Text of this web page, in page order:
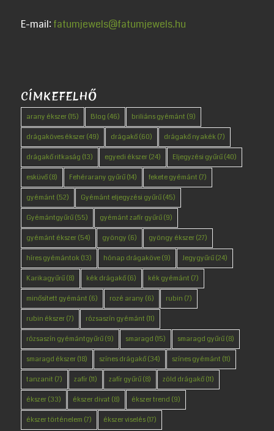
E-mail: fatumjewels@fatumjewels.hu
CÍMKEFELHŐ
arany ékszer(15) Blog (46) briliáns gyémánt (9)
drágaköves ékszer(49) drágakő(60) drágakő nyakék(7)
drágakő ritkaság (13) egyedi ékszer(24) Eljegyzési gyűrű(40)
esküvő(8) Fehérarany gyűrű(14) fekete gyémánt (7)
gyémánt (52) Gyémánt eljegyzési gyűrű(45)
Gyémántgyűrű(55) gyémánt zafír gyűrű(9)
gyémánt ékszer(54) gyöngy (6) gyöngy ékszer(27)
híres gyémántok(13) hónap drágaköve(9) Jegygyűrű(24)
Karikagyűrű(8) kék drágakő(6) kék gyémánt (7)
minősített gyémánt (6) rozé arany (6) rubin (7)
rubin ékszer(7) rózsaszín gyémánt (11)
rózsaszín gyémántgyűrű(9) smaragd (15) smaragd gyűrű(8)
smaragd ékszer(18) színes drágakő(34) színes gyémánt (11)
tanzanit (7) zafír(11) zafír gyűrű(8) zöld drágakő(11)
ékszer(33) ékszer divat (8) ékszer trend (9)
ékszer történelem (7) ékszer viselés(17)